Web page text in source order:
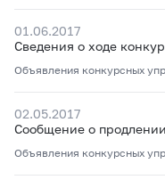
01.06.2017
Сведения о ходе
Объявления конкурсных
02.05.2017
Сообщение о
Объявления конкурсных